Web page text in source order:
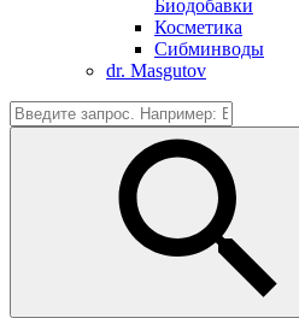
Биодобавки
Косметика
Сибминводы
dr. Masgutov